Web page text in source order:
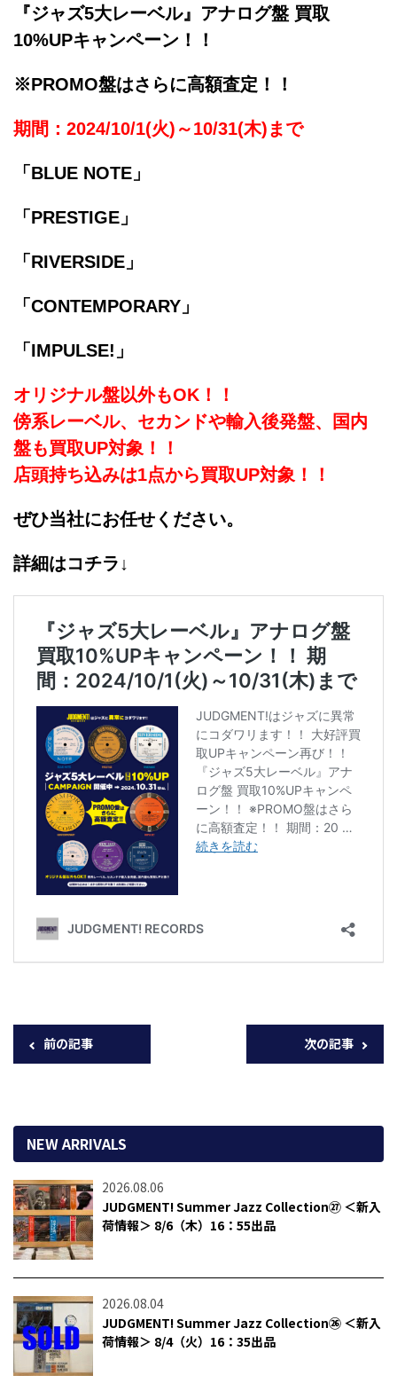
『ジャズ5大レーベル』アナログ盤 買取
10%UPキャンペーン！！
※PROMO盤はさらに高額査定！！
期間：2024/10/1(火)～10/31(木)まで
「BLUE NOTE」
「PRESTIGE」
「RIVERSIDE」
「CONTEMPORARY」
「IMPULSE!」
オリジナル盤以外もOK！！
傍系レーベル、セカンドや輸入後発盤、国内
盤も買取UP対象！！
店頭持ち込みは1点から買取UP対象！！
ぜひ当社にお任せください。
詳細はコチラ↓
前の記事 次の記事
NEW ARRIVALS
2026.08.06
JUDGMENT! Summer Jazz Collection㉗ ＜新入
荷情報＞ 8/6（木）16：55出品
2026.08.04
JUDGMENT! Summer Jazz Collection㉖ ＜新入
荷情報＞ 8/4（火）16：35出品